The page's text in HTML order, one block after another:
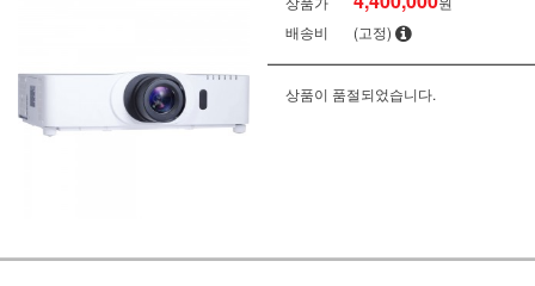
배송비
(고정)
상품이 품절되었습니다.